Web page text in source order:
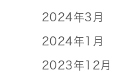
2024年3月
2024年1月
2023年12月